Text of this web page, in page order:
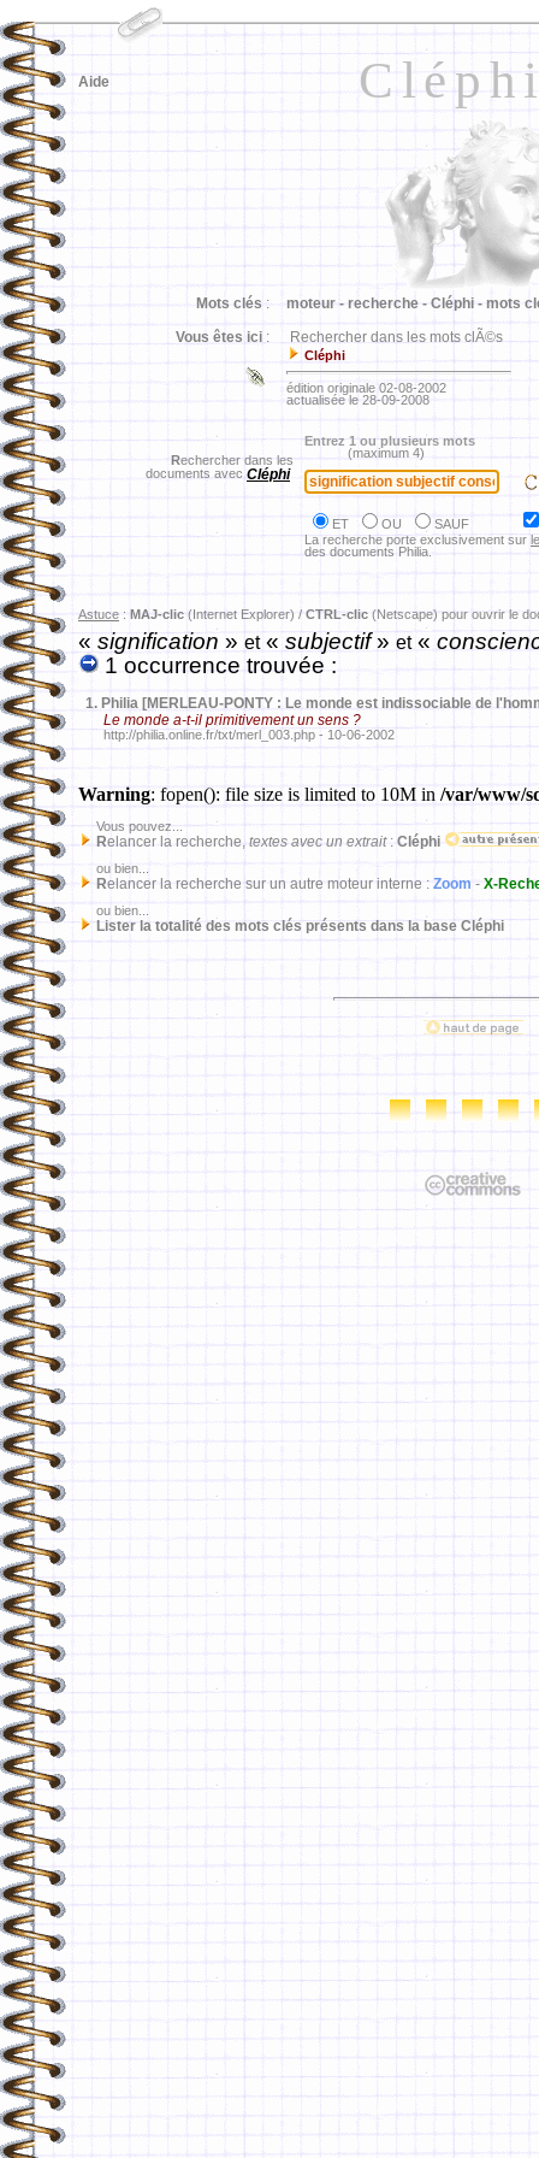
Aide
Mots clés : moteur - recherche - Cléphi - mots
Vous êtes ici : Rechercher dans les mots clÃ©s
Cléphi
édition originale 02-08-2002
actualisée le 28-09-2008
Rechercher dans les
documents avec Cléphi
Entrez 1 ou plusieurs mots
(maximum 4)
ET OU
SAUF
La recherche porte exclusivement sur
des documents Philia.
Astuce : MAJ-clic (Internet Explorer) / CTRL-clic (Netscape) pour ouvrir le
«signification » et« subjectif» et«
1 occurrence trouvée :
1. Philia [MERLEAU-PONTY : Le monde est indissociable de
Le monde a-t-il primitivement un sens ?
http://philia.online.fr/txt/merl_003.php - 10-06-2002
Warning: fopen(): file size is limited to 10M in /var/www/
Vous pouvez...
Relancer la recherche, textes avec un extrait: Cléphi
ou bien...
Relancer la recherche sur un autre moteur interne : Zoom - X-
ou bien...
Lister la totalité des mots clés présents dans la base Cléphi